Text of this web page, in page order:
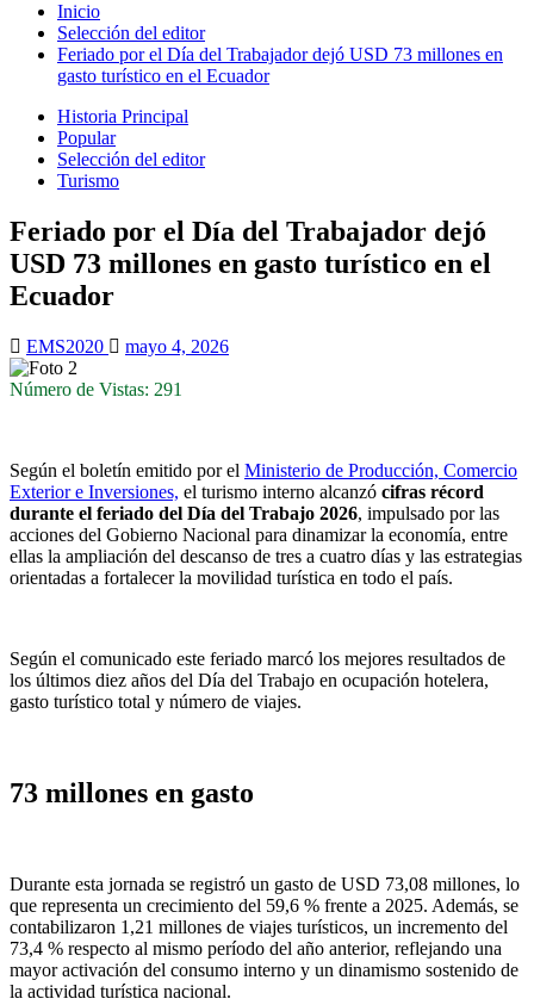
Inicio
Selección del editor
Feriado por el Día del Trabajador dejó USD 73 millones en
gasto turístico en el Ecuador
Historia Principal
Popular
Selección del editor
Turismo
Feriado por el Día del Trabajador dejó
USD 73 millones en gasto turístico en el
Ecuador
EMS2020 mayo 4, 2026
Número de Vistas: 291
Según el boletín emitido por el Ministerio de Producción, Comercio
Exterior e Inversiones, el turismo interno alcanzó cifras récord
durante el feriado del Día del Trabajo 2026, impulsado por las
acciones del Gobierno Nacional para dinamizar la economía, entre
ellas la ampliación del descanso de tres a cuatro días y las estrategias
orientadas a fortalecer la movilidad turística en todo el país.
Según el comunicado este feriado marcó los mejores resultados de
los últimos diez años del Día del Trabajo en ocupación hotelera,
gasto turístico total y número de viajes.
73 millones en gasto
Durante esta jornada se registró un gasto de USD 73,08 millones, lo
que representa un crecimiento del 59,6 % frente a 2025. Además, se
contabilizaron 1,21 millones de viajes turísticos, un incremento del
73,4 % respecto al mismo período del año anterior, reflejando una
mayor activación del consumo interno y un dinamismo sostenido de
la actividad turística nacional.